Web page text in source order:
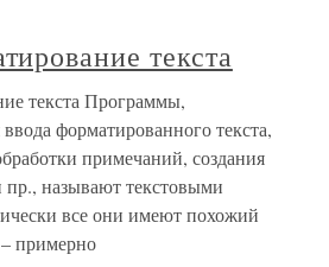
текста
текста Программы,
форматированного текста,
примечаний, создания
пр., называют текстовыми
все они имеют похожий
примерно